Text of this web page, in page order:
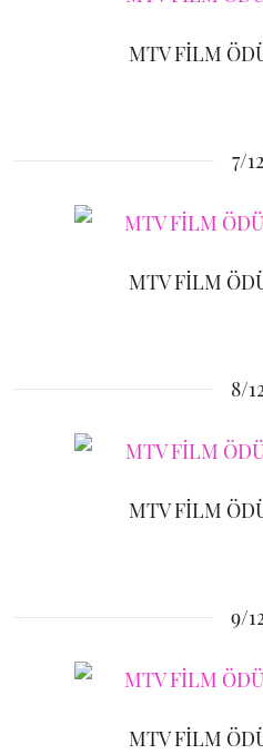
MTV FİLM
7/12
MTV FİLM
8/
MTV FİLM
9/
MTV FİLM